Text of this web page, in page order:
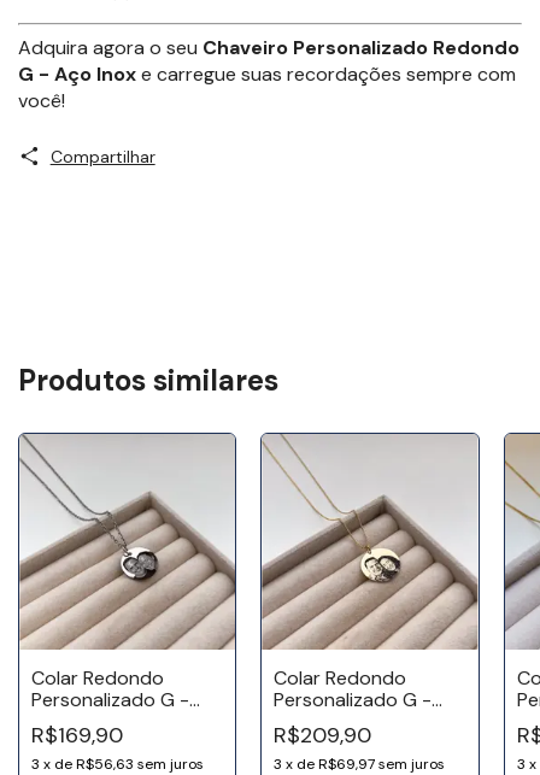
Adquira agora o seu Chaveiro Personalizado Redondo
G - Aço Inoxe carregue suas recordações sempre com
você!
Compartilhar
Produtos similares
Colar Redondo
Personalizado G -
Aço Inox
R$169,90
3 x deR$56,63 sem juros
Colar Redondo
Personalizado G -
Banho Ouro 18k
R$209,90
3 x deR$69,97 sem juros 3 x